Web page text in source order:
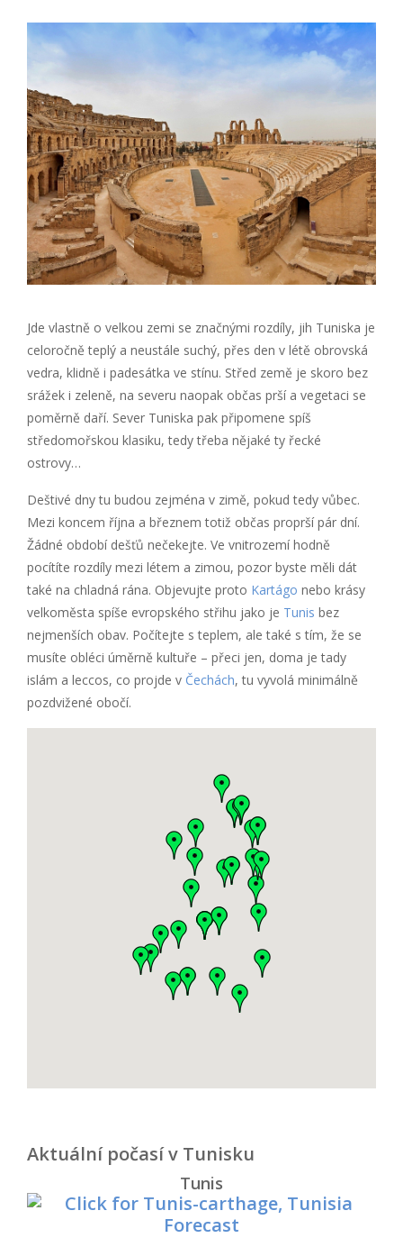
Jde vlastně o velkou zemi se značnými rozdíly, jih Tuniska je
celoročně teplý a neustále suchý, přes den v létě obrovská
vedra, klidně i padesátka ve stínu. Střed země je skoro bez
srážek i zeleně, na severu naopak občas prší a vegetaci se
poměrně daří. Sever Tuniska pak připomene spíš
středomořskou klasiku, tedy třeba nějaké ty řecké
ostrovy…
Deštivé dny tu budou zejména v zimě, pokud tedy vůbec.
Mezi koncem října a březnem totiž občas proprší pár dní.
Žádné období dešťů nečekejte. Ve vnitrozemí hodně
pocítíte rozdíly mezi létem a zimou, pozor byste měli dát
také na chladná rána. Objevujte proto Kartágo nebo krásy
velkoměsta spíše evropského střihu jako je Tunis bez
nejmenších obav. Počítejte s teplem, ale také s tím, že se
musíte obléci úměrně kultuře – přeci jen, doma je tady
islám a leccos, co projde v Čechách, tu vyvolá minimálně
pozdvižené obočí.
Aktuální počasí v Tunisku
Tunis